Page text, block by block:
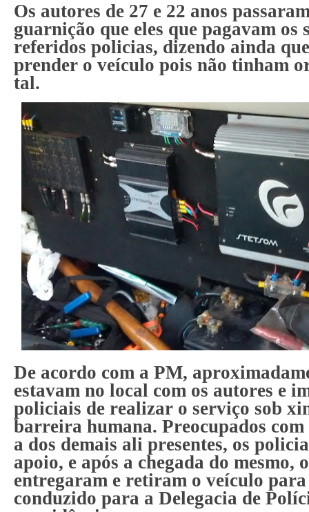
Os autores de 27 e 22 anos
guarnição que eles que pagavam os
referidos policias, dizendo ainda
prender o veículo pois não tinham
tal.
De acordo com a PM,
estavam no local com os autores e
policiais de realizar o serviço sob
barreira humana. Preocupados com
a dos demais ali presentes, os
apoio, e após a chegada do mesmo,
entregaram e retiram o veículo para
conduzido para a Delegacia de